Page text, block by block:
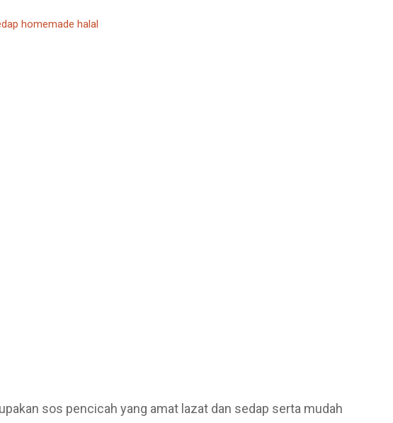
sos pencicah yang amat lazat dan sedap serta mudah